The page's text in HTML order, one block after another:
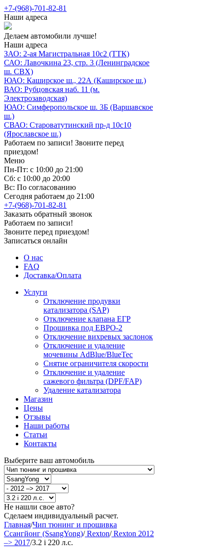
+7-(968)-701-82-81
Наши адреса
Делаем автомобили лучше!
Наши адреса
ЗАО: 2-ая Магистральная 10с2 (ТТК)
САО: Лавочкина 23, стр. 3 (Ленинградское
ш. СВХ)
ЮАО: Каширское ш., 22А (Каширское ш.)
ВАО: Рубцовская наб. 11 (м.
Электрозаводская)
ЮАО: Симферопольское ш. 3Б (Варшавское
ш.)
СВАО: Староватутинский пр-д 10с10
(Ярославское ш.)
Работаем по записи! Звоните перед
приездом!
Меню
Пн-Пт: с 10:00 до 21:00
Сб: с 10:00 до 20:00
Вс: По согласованию
Сегодня работаем до 21:00
+7-(968)-701-82-81
Заказать обратный звонок
Работаем по записи!
Звоните перед приездом!
Записаться онлайн
О нас
FAQ
Доставка/Оплата
Услуги
Отключение продувки
катализатора (SAP)
Отключение клапана ЕГР
Прошивка под ЕВРО-2
Отключение вихревых заслонок
Отключение и удаление
мочевины AdBlue/BlueTec
Снятие ограничителя скорости
Отключение и удаление
сажевого фильтра (DPF/FAP)
Удаление катализатора
Магазин
Цены
Отзывы
Наши работы
Статьи
Контакты
Выберите ваш автомобиль
Не нашли свое авто?
Сделаем индивидуальный расчет.
Главная/Чип тюнинг и прошивка
Ссангйонг (SsangYong)/Rexton/Rexton 2012
–> 2017/3.2 i 220 л.с.